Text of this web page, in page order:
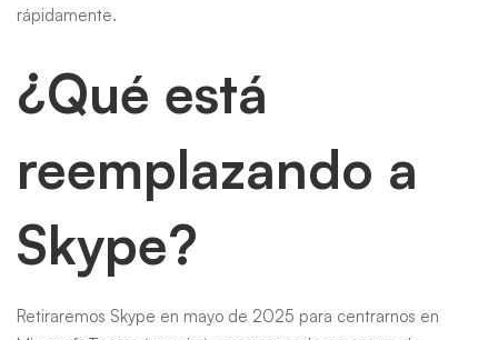
Aleatorias
Con
Extraños
rápidamente.
¿Qué está
reemplazando a
Skype?
Retiraremos Skype en mayo de 2025 para centrarnos en